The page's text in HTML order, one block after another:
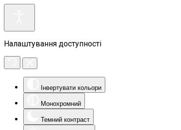
Налаштування доступності
Інвертувати кольори
Монохромний
Темний контраст